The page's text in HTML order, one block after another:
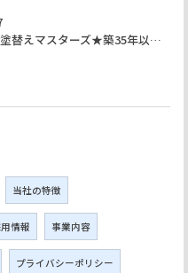
㈱室田工業★塗替えマスターズ★築35年以上のお宅の施工事例
当社の特徴
情報 事業内容
プライバシーポリシー